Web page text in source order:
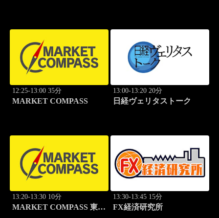
12:25-13:00 35分
MARKET COMPASS
13:00-13:20 20分
日経ヴェリタストーク
13:20-13:30 10分
MARKET COMPASS 東証
13:30-13:45 15分
FX経済研究所